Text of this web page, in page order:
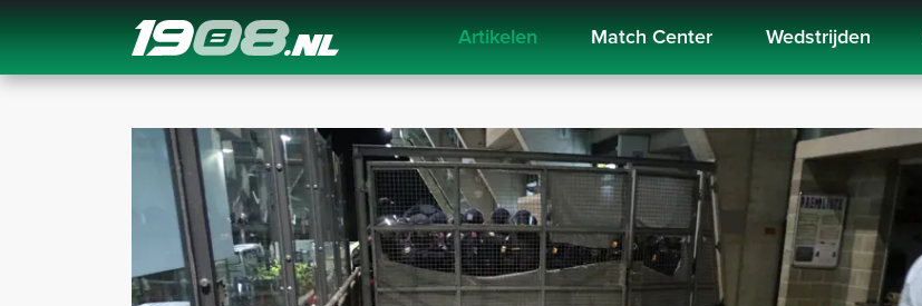
Navigation Artikelen Match Center Wedstrijden